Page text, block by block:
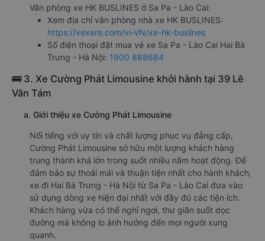
Văn phòng xe HK BUSLINES ở Sa Pa - Lào Cai:
Xem địa chỉ văn phòng nhà xe HK BUSLINES:
https://vexere.com/vi-VN/xe-hk-buslines
Số điện thoại đặt mua vé xe Sa Pa - Lào Cai Hai Bà
Trưng - Hà Nội: 1900 888684
🚌 3. Xe Cường Phát Limousine khởi hành tại 39 Lê
Văn Tám
a. Giới thiệu xe Cường Phát Limousine
Nổi tiếng với uy tín và chất lượng phục vụ đẳng cấp,
Cường Phát Limousine sở hữu một lượng khách hàng
trung thành khá lớn trong suốt nhiều năm hoạt động. Để
đảm bảo sự thoải mái và thuận tiện nhất cho hành khách,
xe đi Hai Bà Trưng - Hà Nội từ Sa Pa - Lào Cai đưa vào
sử dụng dòng xe hiện đại nhất với đầy đủ các tiện ích.
Khách hàng vừa có thể nghỉ ngơi, thư giãn suốt dọc
đường mà không lo ảnh hưởng đến mọi người xung
quanh.